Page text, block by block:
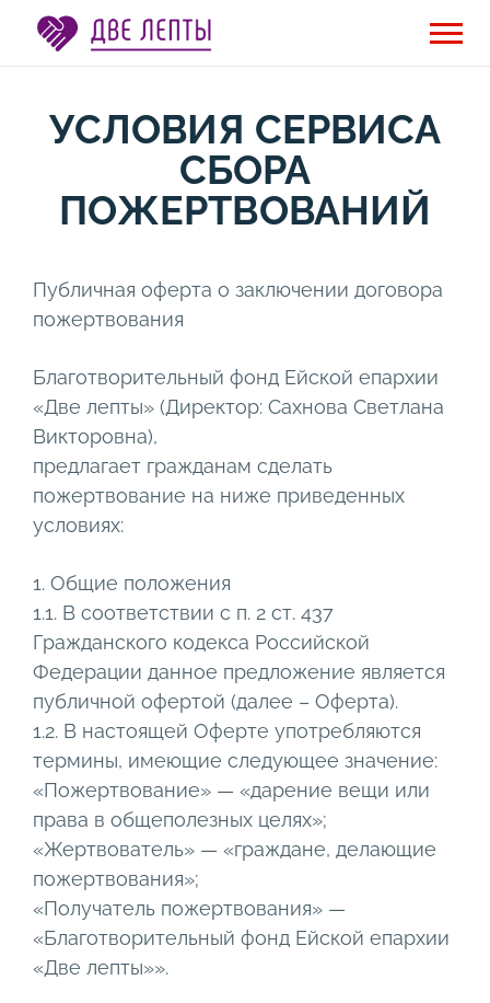
УСЛОВИЯ СЕРВИСА
СБОРА
ПОЖЕРТВОВАНИЙ
Публичная оферта о заключении договора
пожертвования
Благотворительный фонд Ейской епархии
«Две лепты» (Директор: Сахнова Светлана
Викторовна),
предлагает гражданам сделать
пожертвование на ниже приведенных
условиях:
1. Общие положения
1.1. В соответствии с п. 2 ст. 437
Гражданского кодекса Российской
Федерации данное предложение является
публичной офертой (далее – Оферта).
1.2. В настоящей Оферте употребляются
термины, имеющие следующее значение:
«Пожертвование» — «дарение вещи или
права в общеполезных целях»;
«Жертвователь» — «граждане, делающие
пожертвования»;
«Получатель пожертвования» —
«Благотворительный фонд Ейской епархии
«Две лепты»».